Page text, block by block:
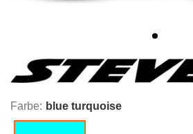
Farbe: blue turquoise